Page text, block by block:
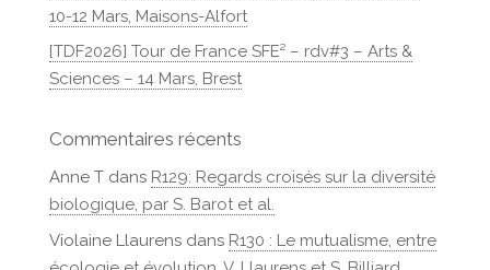
10-12 Mars, Maisons-Alfort
[TDF2026] Tour de France SFE² – rdv#3 – Arts &
Sciences – 14 Mars, Brest
Commentaires récents
Anne Tdans R129: Regards croisés sur la diversité
biologique, par S. Barot et al.
Violaine Llaurensdans R130 : Le mutualisme, entre